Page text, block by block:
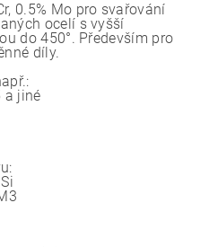
0.5% Mo pro svařování
ocelí s vyšší
do 450°. Především pro
díly.
a jiné